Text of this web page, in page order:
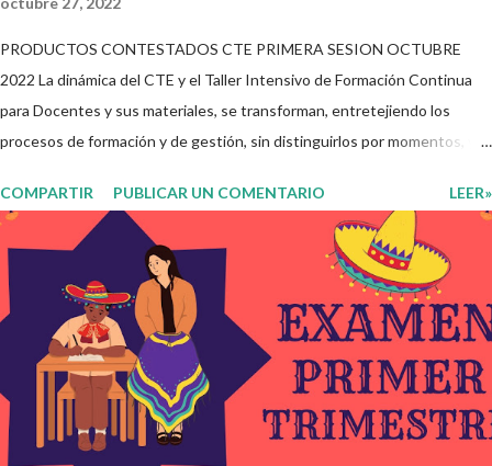
PRODUCTOS CONTESTADOS CTE PRIMERA SESION OCTUBRE
2022 La dinámica del CTE y el Taller Intensivo de Formación Continua
para Docentes y sus materiales, se transforman, entretejiendo los
procesos de formación y de gestión, sin distinguirlos por momentos, y
genérico y no está diferenciado por niveles educativos. Desde la
flexibilidad en la que se concibe el CTE y en correspondencia con la
Nueva Escuela Mexicana, se propone que el colectivo docente tome
decisiones sobre su organización, la gestión del tiempo acorde a las
necesidades de la escuela y las acciones que decidan emprender para
apropiarse y resignificar el Plan de Estudio dentro y fuera de este
espacio. En esta Primera Sesión Ordinaria se les invita a que
reflexionen y acuerden posibles acciones a realizar colaborativamente
en la escuela y con la comunidad, a fin de atender las problemáticas
COMPARTIR PUBLICAR UN COMENTARIO LEER»